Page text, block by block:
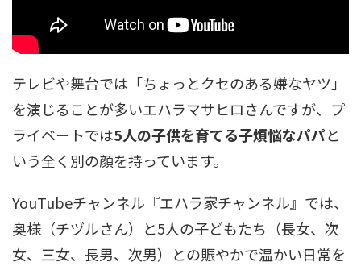
テレビや舞台では「ちょっとクセのある嫌なヤツ」
を演じることが多いエハラマサヒロさんですが、プ
ライベートでは5人の子供を育てる子煩悩なパパと
いう全く別の顔を持っています。
YouTubeチャンネル『エハラ家チャンネル』では、
奥様（チヅルさん）と5人の子どもたち（長女、次
女、三女、長男、次男）との賑やかで温かい日常を